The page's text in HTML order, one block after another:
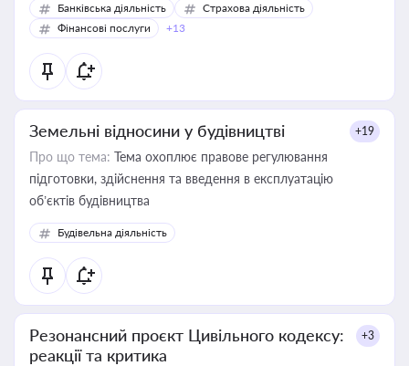
Банківська діяльність
Страхова діяльність
Фінансові послуги
+13
Земельні відносини у будівництві +19
Про що тема: Тема охоплює правове регулювання
підготовки, здійснення та введення в експлуатацію
об’єктів будівництва
Будівельна діяльність
Резонансний проєкт Цивільного кодексу:
реакції та критика
+3